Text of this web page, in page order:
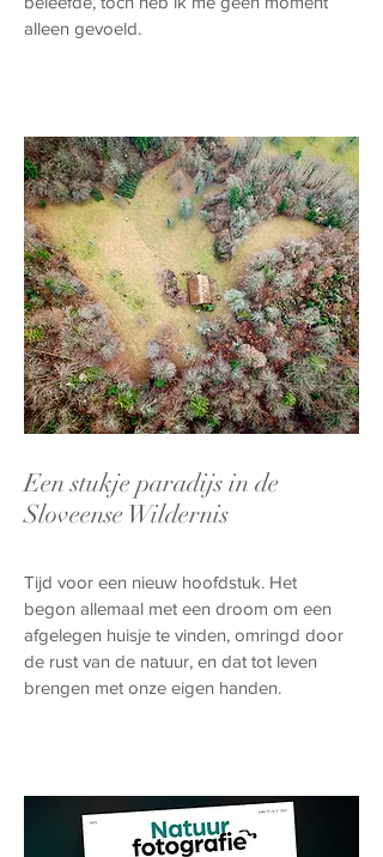
alleen gevoeld.
Een stukje paradijs in de
Sloveense Wildernis
Tijd voor een nieuw hoofdstuk. Het
begon allemaal met een droom om een
afgelegen huisje te vinden, omringd door
de rust van de natuur, en dat tot leven
brengen met onze eigen handen.